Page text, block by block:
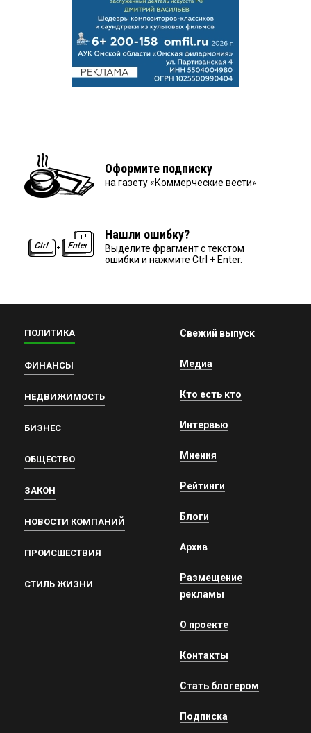
Оформите подписку
на газету «Коммерческие вести»
Нашли ошибку?
Выделите фрагмент с текстом
ошибки и нажмите Ctrl + Enter.
ПОЛИТИКА
ФИНАНСЫ
НЕДВИЖИМОСТЬ
БИЗНЕС
ОБЩЕСТВО
ЗАКОН
НОВОСТИ КОМПАНИЙ
ПРОИСШЕСТВИЯ
СТИЛЬ ЖИЗНИ
Свежий выпуск
Медиа
Кто есть кто
Интервью
Мнения
Рейтинги
Блоги
Архив
Размещение
рекламы
О проекте
Контакты
Стать блогером
Подписка